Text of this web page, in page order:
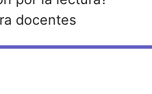
docentes